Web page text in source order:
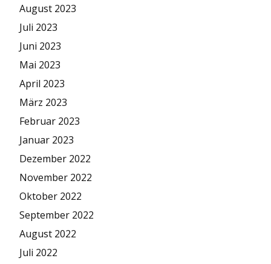
August 2023
Juli 2023
Juni 2023
Mai 2023
April 2023
März 2023
Februar 2023
Januar 2023
Dezember 2022
November 2022
Oktober 2022
September 2022
August 2022
Juli 2022